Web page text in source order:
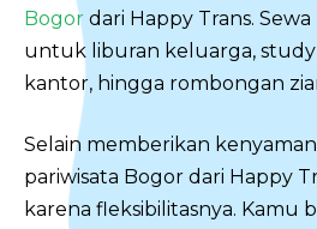
Bogor dari Happy Trans.
untuk liburan keluarga,
kantor, hingga rombongan
Selain memberikan
pariwisata Bogor dari Happy
karena fleksibilitasnya. Kamu